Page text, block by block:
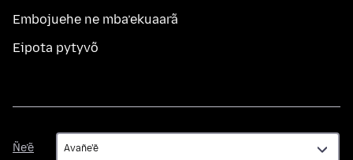
Embojuehe ne mba’ekuaarã
Eipota pytyvõ
Ñe’ẽ
Ñe’ẽ